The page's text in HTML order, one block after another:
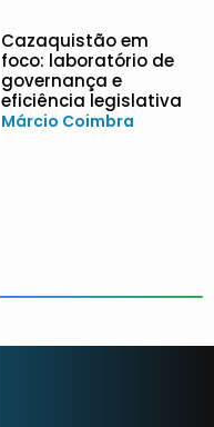
Cazaquistão em
foco: laboratório de
governança e
eficiência legislativa
Márcio Coimbra